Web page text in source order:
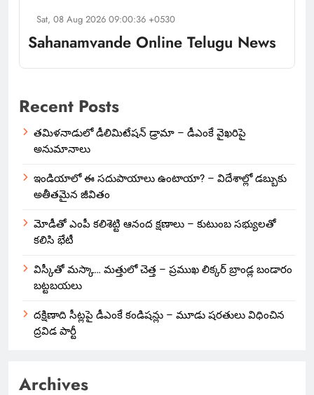
Sat, 08 Aug 2026 09:00:36 +0530
Sahanamvande Online Telugu News
Recent Posts
తమిళనాడులో డీలిమిటేషన్ డ్రామా – డీఎంకే వైఖరిపై
అనుమానాలు
ఇండియాలో‌ ఈ సదుపాయాలు ఉంటాయా? – విదేశాల్లో డబ్బుకు
అతీతమైన జీవితం
మోడీతో ఎంపీ కలిశెట్టి ఆనంద క్షణాలు – కుటుంబ సభ్యులతో
కలిసి భేటీ
విస్కీతో మస్కా… మత్తులో చెత్త – ప్రముఖ లిక్కర్ బ్రాండ్ల బండారం
బట్టబయలు
దక్షిణాది సీట్లపై డీఎంకే కండిషన్లు – మూడు షరతులు విధించిన
ద్రవిడ పార్టీ
Archives